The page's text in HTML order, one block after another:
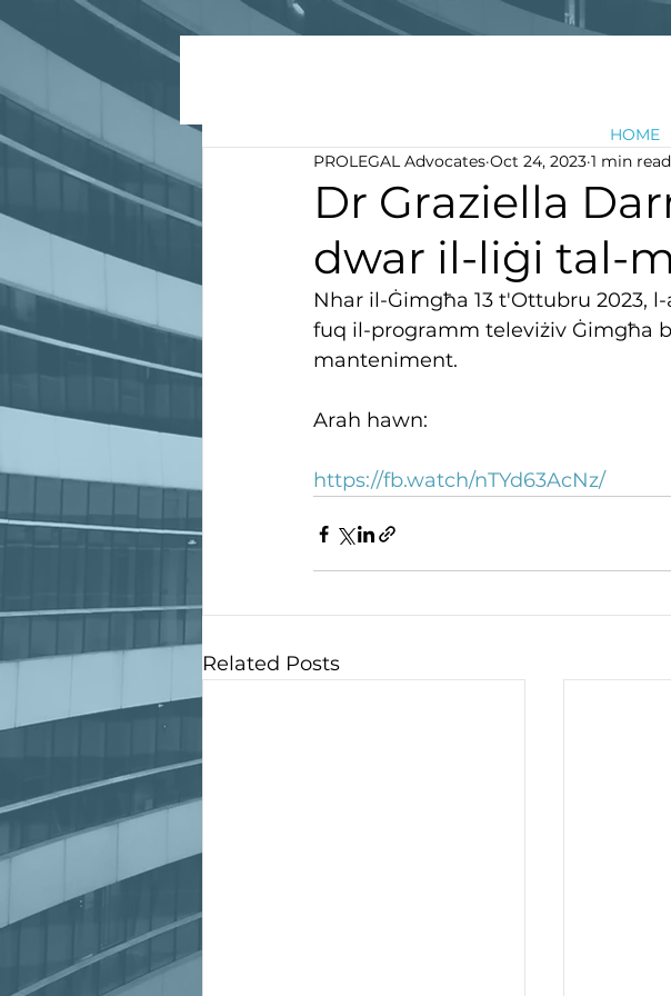
HOME
Dr Graziella
dwar il-liġi tal-
PROLEGAL Advocates Oct 24, 2023 1 min read
Nhar il-Ġimgħa 13 t'Ottubru 2023,
fuq il-programm televiżiv Ġimgħa
manteniment.
Arah hawn:
https://fb.watch/nTYd63AcNz/
Related Posts